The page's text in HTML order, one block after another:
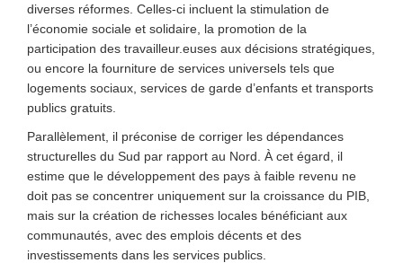
diverses réformes. Celles-ci incluent la stimulation de
l’économie sociale et solidaire, la promotion de la
participation des travailleur.euses aux décisions stratégiques,
ou encore la fourniture de services universels tels que
logements sociaux, services de garde d’enfants et transports
publics gratuits.
Parallèlement, il préconise de corriger les dépendances
structurelles du Sud par rapport au Nord. À cet égard, il
estime que le développement des pays à faible revenu ne
doit pas se concentrer uniquement sur la croissance du PIB,
mais sur la création de richesses locales bénéficiant aux
communautés, avec des emplois décents et des
investissements dans les services publics.